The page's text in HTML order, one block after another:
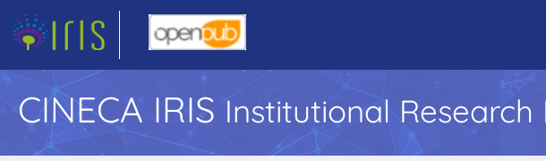
CINECA IRIS Institutional